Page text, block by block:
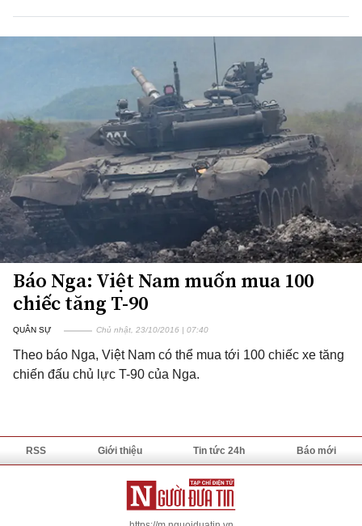
Báo Nga: Việt Nam muốn mua 100
chiếc tăng T-90
QUÂN SỰ Chủ nhật, 23/10/2016 | 07:40
Theo báo Nga, Việt Nam có thể mua tới 100 chiếc xe tăng
chiến đấu chủ lực T-90 của Nga.
RSS Giới thiệu Tin tức 24h Báo mới